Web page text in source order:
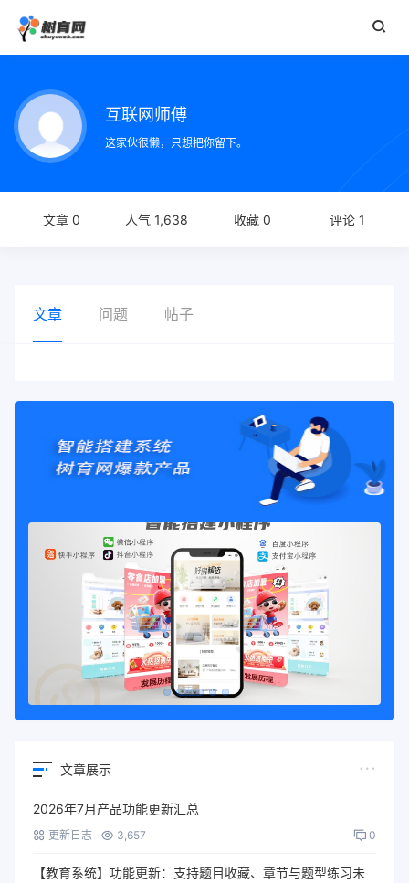
互联网师傅
这家伙很懒，只想把你留下。
文章 0 人气 1,638 收藏 0 评论 1
文章 问题 帖子
文章展示
2026年7月产品功能更新汇总
更新日志 3,657 0
【教育系统】功能更新：支持题目收藏、章节与题型练习未